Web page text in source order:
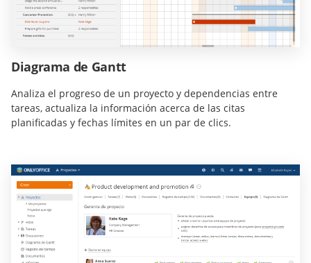
Diagrama de Gantt
Analiza el progreso de un proyecto y dependencias entre
tareas, actualiza la información acerca de las citas
planificadas y fechas límites en un par de clics.